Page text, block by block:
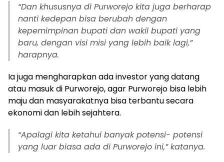
“Dan khususnya di Purworejo kita juga berharap
nanti kedepan bisa berubah dengan
kepemimpinan bupati dan wakil bupati yang
baru, dengan visi misi yang lebih baik lagi,”
harapnya.
Ia juga mengharapkan ada investor yang datang
atau masuk di Purworejo, agar Purworejo bisa lebih
maju dan masyarakatnya bisa terbantu secara
ekonomi dan lebih sejahtera.
“Apalagi kita ketahui banyak potensi- potensi
yang luar biasa ada di Purworejo ini,” katanya.